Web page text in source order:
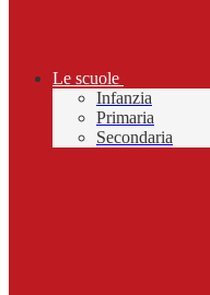
Le scuole
Infanzia
Primaria
Secondaria